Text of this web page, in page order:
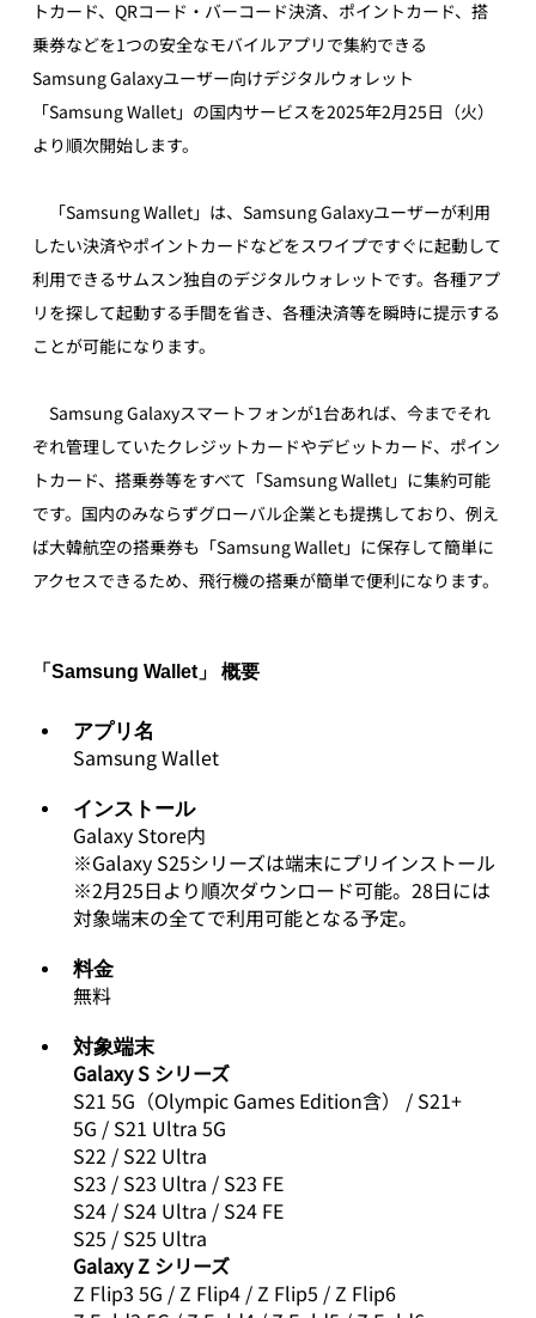
トカード、QRコード・バーコード決済、ポイントカード、搭
乗券などを1つの安全なモバイルアプリで集約できる
Samsung Galaxyユーザー向けデジタルウォレット
「Samsung Wallet」の国内サービスを2025年2月25日（火）
より順次開始します。
「Samsung Wallet」は、Samsung Galaxyユーザーが利用
したい決済やポイントカードなどをスワイプですぐに起動して
利用できるサムスン独自のデジタルウォレットです。各種アプ
リを探して起動する手間を省き、各種決済等を瞬時に提示する
ことが可能になります。
Samsung Galaxyスマートフォンが1台あれば、今までそれ
ぞれ管理していたクレジットカードやデビットカード、ポイン
トカード、搭乗券等をすべて「Samsung Wallet」に集約可能
です。国内のみならずグローバル企業とも提携しており、例え
ば大韓航空の搭乗券も「Samsung Wallet」に保存して簡単に
アクセスできるため、飛行機の搭乗が簡単で便利になります。
「Samsung Wallet」 概要
アプリ名
Samsung Wallet
インストール
Galaxy Store内
※Galaxy S25シリーズは端末にプリインストール
※2月25日より順次ダウンロード可能。28日には
対象端末の全てで利用可能となる予定。
料金
無料
対象端末
Galaxy S シリーズ
S21 5G（Olympic Games Edition含） / S21+
5G / S21 Ultra 5G
S22 / S22 Ultra
S23 / S23 Ultra / S23 FE
S24 / S24 Ultra / S24 FE
S25 / S25 Ultra
Galaxy Z シリーズ
Z Flip3 5G / Z Flip4 / Z Flip5 / Z Flip6